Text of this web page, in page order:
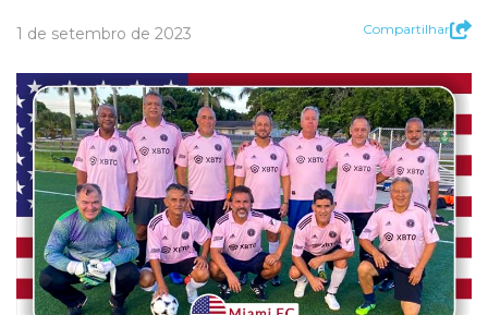
1 de setembro de 2023 Compartilhar